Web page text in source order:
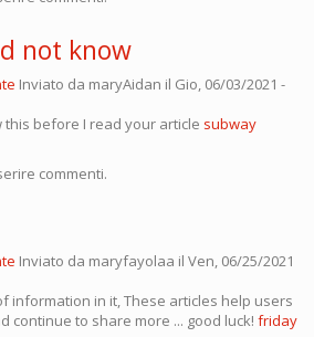
not know
Inviato da maryAidan il Gio, 06/03/2021 -
before I read your article subway
commenti.
Inviato da maryfayolaa il Ven, 06/25/2021
information in it, These articles help users
continue to share more ... good luck! friday